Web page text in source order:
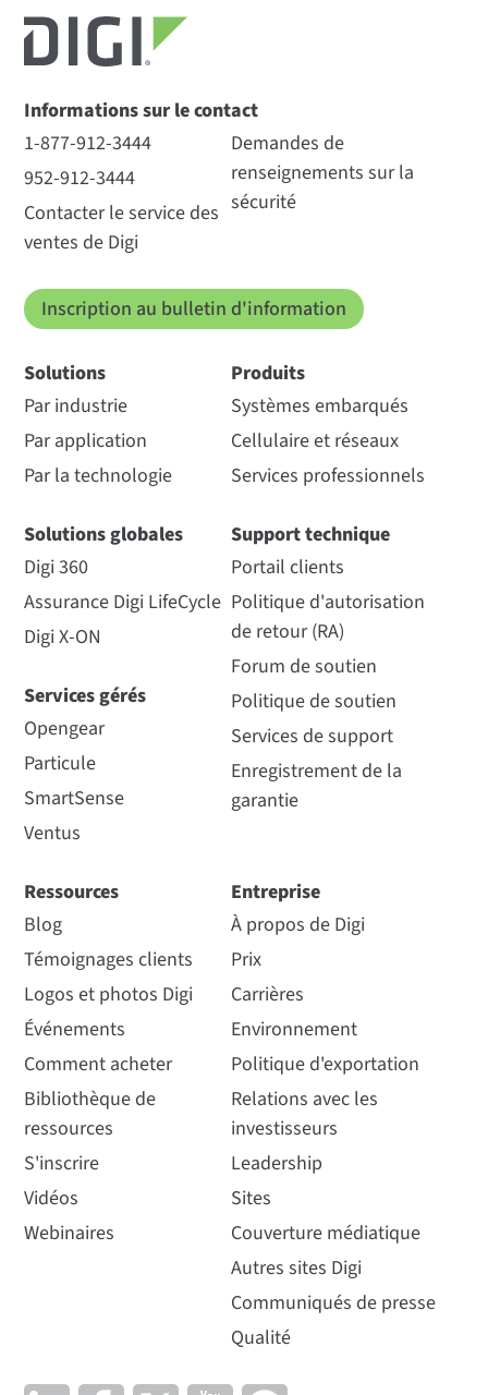
Informations sur le contact
1-877-912-3444
952-912-3444
Contacter le service des
ventes de Digi
Demandes de
renseignements sur la
sécurité
Inscription au bulletin d'information
Solutions
Par industrie
Par application
Par la technologie
Solutions globales
Digi 360
Assurance Digi LifeCycle
Digi X-ON
Services gérés
Opengear
Particule
SmartSense
Ventus
Produits
Systèmes embarqués
Cellulaire et réseaux
Services professionnels
Support technique
Portail clients
Politique d'autorisation
de retour (RA)
Forum de soutien
Politique de soutien
Services de support
Enregistrement de la
garantie
Ressources
Blog
Témoignages clients
Logos et photos Digi
Événements
Comment acheter
Bibliothèque de
ressources
S'inscrire
Vidéos
Webinaires
Entreprise
À propos de Digi
Prix
Carrières
Environnement
Politique d'exportation
Relations avec les
investisseurs
Leadership
Sites
Couverture médiatique
Autres sites Digi
Communiqués de presse
Qualité